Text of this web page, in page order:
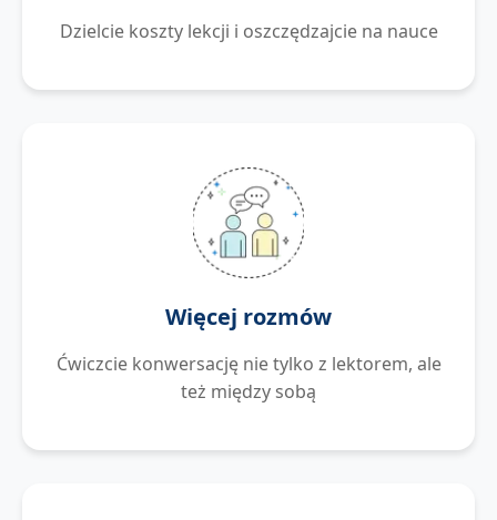
Dzielcie koszty lekcji i oszczędzajcie na nauce
Więcej rozmów
Ćwiczcie konwersację nie tylko z lektorem, ale
też między sobą